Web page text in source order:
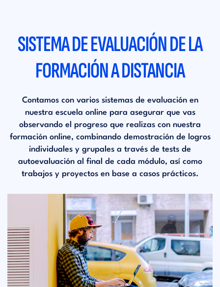
SISTEMA DE EVALUACIÓN DE LA
FORMACIÓN A DISTANCIA
Contamos con varios sistemas de evaluación en
nuestra escuela online para asegurar que vas
observando el progreso que realizas con nuestra
formación online, combinando demostración de logros
individuales y grupales a través de tests de
autoevaluación al final de cada módulo, así como
trabajos y proyectos en base a casos prácticos.